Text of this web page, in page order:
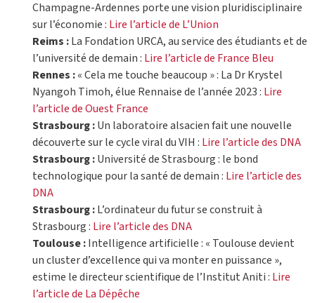
Champagne-Ardennes porte une vision pluridisciplinaire
sur l’économie : Lire l’article de L’Union
Reims :La Fondation URCA, au service des étudiants et de
l’université de demain : Lire l’article de France Bleu
Rennes :« Cela me touche beaucoup » : La Dr Krystel
Nyangoh Timoh, élue Rennaise de l’année 2023 : Lire
l’article de Ouest France
Strasbourg :Un laboratoire alsacien fait une nouvelle
découverte sur le cycle viral du VIH : Lire l’article des DNA
Strasbourg :Université de Strasbourg : le bond
technologique pour la santé de demain : Lire l’article des
DNA
Strasbourg :L’ordinateur du futur se construit à
Strasbourg : Lire l’article des DNA
Toulouse :Intelligence artificielle : « Toulouse devient
un cluster d’excellence qui va monter en puissance »,
estime le directeur scientifique de l’Institut Aniti : Lire
l’article de La Dépêche